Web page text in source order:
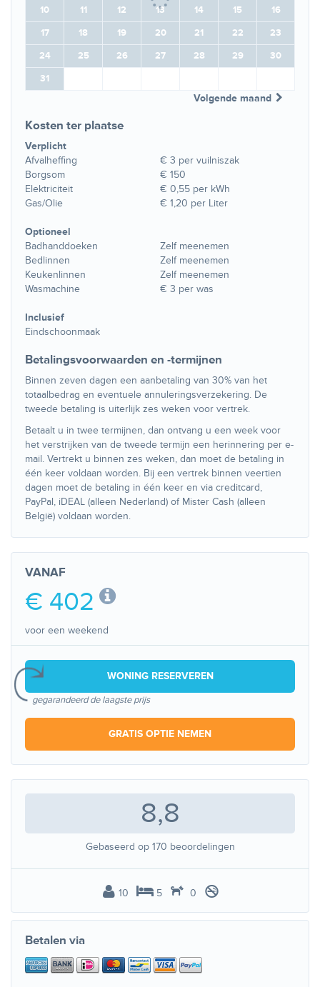
10
11 12 13 14 15
16
17
18 19 20 21 22
23
24
25 26 27 28 29
30
31
Volgende maand
Kosten ter plaatse
Verplicht
Afvalheffing
€ 3 per vuilniszak
Borgsom
€ 150
Elektriciteit
€ 0,55 per kWh
Gas/Olie
€ 1,20 per Liter
Optioneel
Badhanddoeken
Zelf meenemen
Bedlinnen
Zelf meenemen
Keukenlinnen
Zelf meenemen
Wasmachine
€ 3 per was
Inclusief
Eindschoonmaak
Betalingsvoorwaarden en -termijnen
Binnen zeven dagen een aanbetaling van 30% van het
totaalbedrag en eventuele annuleringsverzekering. De
tweede betaling is uiterlijk zes weken voor vertrek.
Betaalt u in twee termijnen, dan ontvang u een week voor
het verstrijken van de tweede termijn een herinnering per e-
mail. Vertrekt u binnen zes weken, dan moet de betaling in
één keer voldaan worden. Bij een vertrek binnen veertien
dagen moet de betaling in één keer en via creditcard,
PayPal, iDEAL (alleen Nederland) of Mister Cash (alleen
België) voldaan worden.
VANAF
€ 402
voor een weekend
WONING RESERVEREN
gegarandeerd de laagste prijs
GRATIS OPTIE NEMEN
8,8
Gebaseerd op 170 beoordelingen
10 5 0
Betalen via